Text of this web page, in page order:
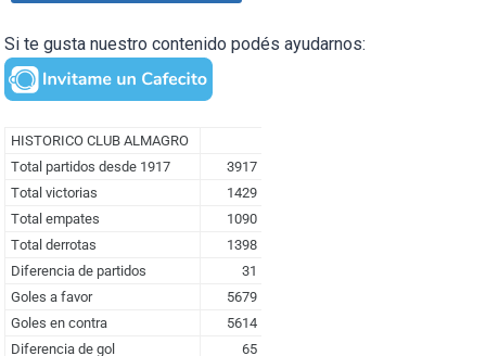
Si te gusta nuestro contenido podés ayudarnos: